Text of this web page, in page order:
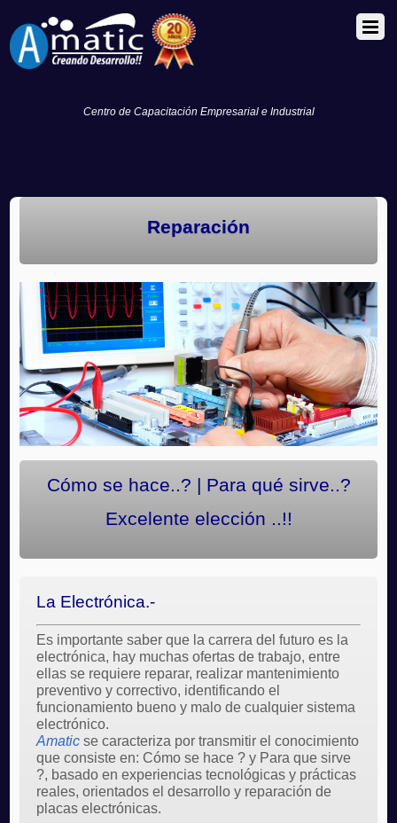
Centro de Capacitación Empresarial e Industrial
Reparación
Cómo se hace..? | Para qué sirve..?
Excelente elección ..!!
La Electrónica.-
Es importante saber que la carrera del futuro es la
electrónica, hay muchas ofertas de trabajo, entre
ellas se requiere reparar, realizar mantenimiento
preventivo y correctivo, identificando el
funcionamiento bueno y malo de cualquier sistema
electrónico.
Amatic se caracteriza por transmitir el conocimiento
que consiste en: Cómo se hace ? y Para que sirve
?, basado en experiencias tecnológicas y prácticas
reales, orientados el desarrollo y reparación de
placas electrónicas.